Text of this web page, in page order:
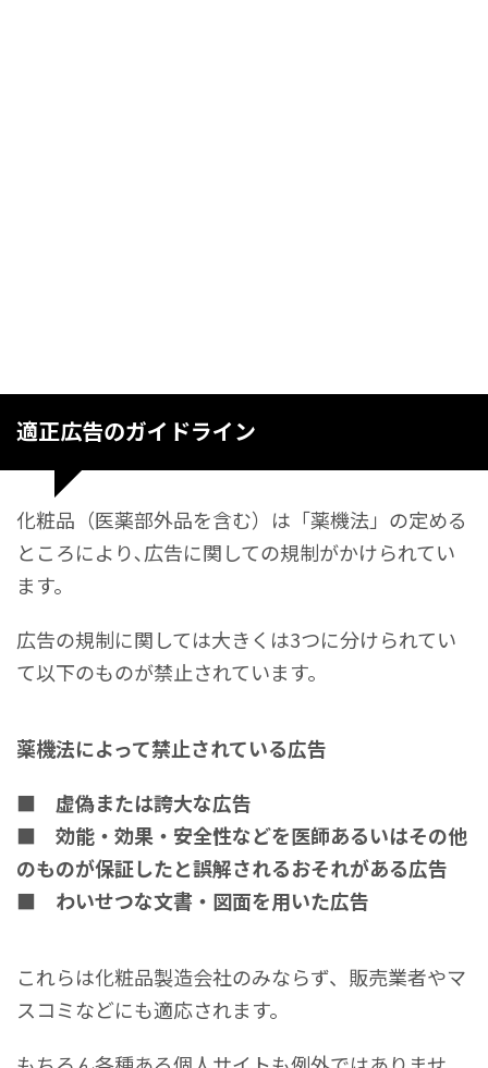
適正広告のガイドライン
化粧品（医薬部外品を含む）は「薬機法」の定める
ところにより､広告に関しての規制がかけられてい
ます。
広告の規制に関しては大きくは3つに分けられてい
て以下のものが禁止されています。
薬機法によって禁止されている広告
■ 虚偽または誇大な広告
■ 効能・効果・安全性などを医師あるいはその他
のものが保証したと誤解されるおそれがある広告
■ わいせつな文書・図面を用いた広告
これらは化粧品製造会社のみならず、販売業者やマ
スコミなどにも適応されます。